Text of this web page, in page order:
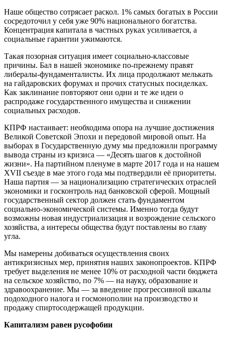
Наше общество сотрясает раскол. 1% самых богатых в России
сосредоточил у себя уже 90% национального богатства.
Концентрация капитала в частных руках усиливается, а
социальные гарантии ужимаются.
Такая позорная ситуация имеет социально-классовые
причины. Бал в нашей экономике по-прежнему правят
либералы-фундаменталисты. Их лица продолжают мелькать
на гайдаровских форумах и прочих статусных посиделках.
Как заклинание повторяют они одни и те же идеи о
распродаже государственного имущества и снижении
социальных расходов.
КПРФ настаивает: необходима опора на лучшие достижения
Великой Советской Эпохи и передовой мировой опыт. На
выборах в Государственную думу мы предложили программу
вывода страны из кризиса — «Десять шагов к достойной
жизни». На партийном пленуме в марте 2017 года и на нашем
XVII съезде в мае этого года мы подтвердили её приоритеты.
Наша партия — за национализацию стратегических отраслей
экономики и госконтроль над банковской сферой. Мощный
государственный сектор должен стать фундаментом
социально-экономической системы. Именно тогда будут
возможны новая индустриализация и возрождение сельского
хозяйства, а интересы общества будут поставлены во главу
угла.
Мы намерены добиваться осуществления своих
антикризисных мер, принятия наших законопроектов. КПРФ
требует выделения не менее 10% от расходной части бюджета
на сельское хозяйство, по 7% — на науку, образование и
здравоохранение. Мы — за введение прогрессивной шкалы
подоходного налога и госмонополии на производство и
продажу спиртосодержащей продукции.
Капитализм равен русофобии